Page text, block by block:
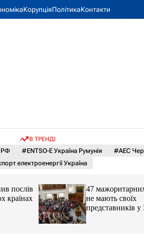
КорупціяПолітикаКонтакти
В ТРЕНДІ
РФ #ENTSO-E Україна Румунія #АЕС
електроенергії Україна
послів
країнах
47
не мають своїх
представників у
причина